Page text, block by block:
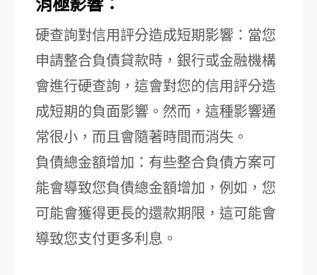
消極影響：
硬查詢對信用評分造成短期影響：當您
申請整合負債貸款時，銀行或金融機構
會進行硬查詢，這會對您的信用評分造
成短期的負面影響。然而，這種影響通
常很小，而且會隨著時間而消失。
負債總金額增加：有些整合負債方案可
能會導致您負債總金額增加，例如，您
可能會獲得更長的還款期限，這可能會
導致您支付更多利息。